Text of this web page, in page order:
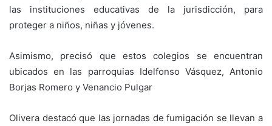
las instituciones educativas de la jurisdicción, para
proteger a niños, niñas y jóvenes.
Asimismo, precisó que estos colegios se encuentran
ubicados en las parroquias Idelfonso Vásquez, Antonio
Borjas Romero y Venancio Pulgar
Olivera destacó que las jornadas de fumigación se llevan a